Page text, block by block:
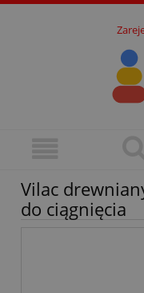
Vilac
do ciągnięcia